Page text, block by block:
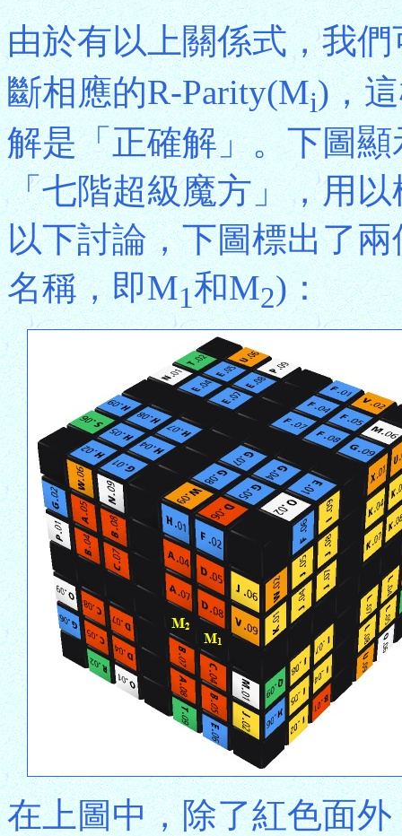
由於有以上關係式，我
斷相應的R-Parity(Mi)，
解是「正確解」。下圖
「七階超級魔方」，用
以下討論，下圖標出了
名稱，即M1和M2)：
在上圖中，除了紅色面